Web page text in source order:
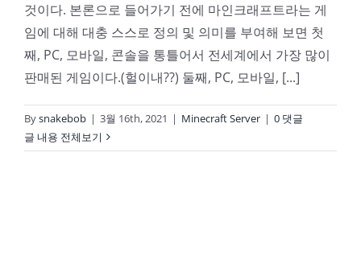
것이다. 본론으로 들어가기 전에 마인크래프트라는 게
임에 대해 대충 스스로 정의 및 의미를 부여해 보면 첫
째, PC, 모바일, 콘솔을 통틀어서 전세계에서 가장 많이
판매된 게임이다.(헐이내??) 둘째, PC, 모바일, [...]
Bysnakebob | 3월 16th, 2021 | Minecraft Server | 0 댓글
글 내용 전체보기